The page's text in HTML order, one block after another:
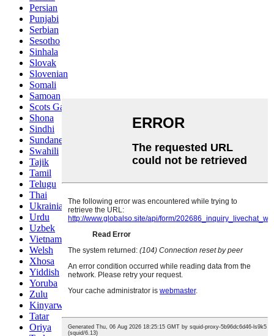
Persian
Punjabi
Serbian
Sesotho
Sinhala
Slovak
Slovenian
Somali
Samoan
Scots Gaelic
Shona
Sindhi
Sundanese
Swahili
Tajik
Tamil
Telugu
Thai
Ukrainian
Urdu
Uzbek
Vietnamese
Welsh
Xhosa
Yiddish
Yoruba
Zulu
Kinyarwanda
Tatar
Oriya